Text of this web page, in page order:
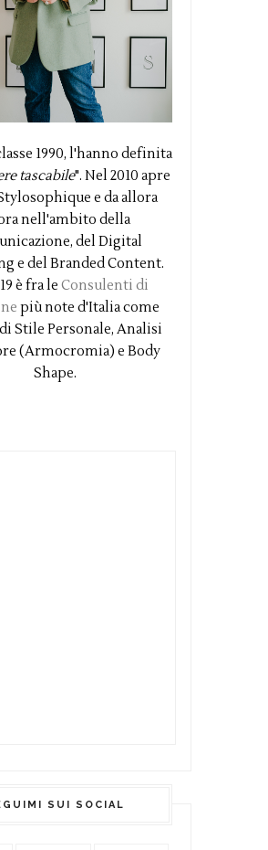
1990, l'hanno definita
tascabile". Nel 2010 apre
e da allora
nell'ambito della
del Digital
e del Branded Content.
è fra le Consulenti di
più note d'Italia come
Stile Personale, Analisi
(Armocromia) e Body
Shape.
SUI SOCIAL